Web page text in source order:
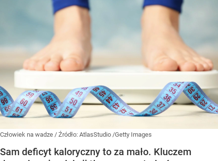
Człowiek na wadze / Źródło: AtlasStudio /Getty Images
Sam deficyt kaloryczny to za mało. Kluczem